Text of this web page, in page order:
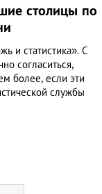
столицы по
и статистика». С
согласиться,
более, если эти
службы